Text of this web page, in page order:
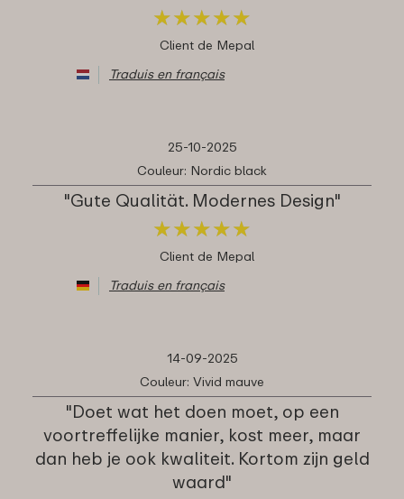
★★★★★
★★★★★
Client de Mepal
Traduis en français
25-10-2025
Couleur: Nordic black
"Gute Qualität. Modernes Design"
★★★★★
★★★★★
Client de Mepal
Traduis en français
14-09-2025
Couleur: Vivid mauve
"Doet wat het doen moet, op een
voortreffelijke manier, kost meer, maar
dan heb je ook kwaliteit. Kortom zijn geld
waard"